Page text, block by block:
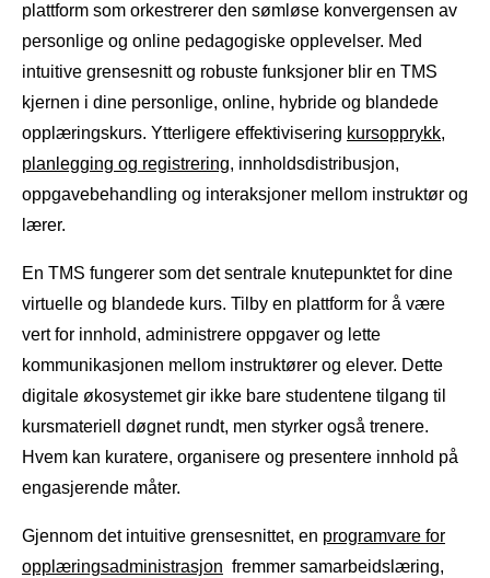
plattform som orkestrerer den sømløse konvergensen av
personlige og online pedagogiske opplevelser. Med
intuitive grensesnitt og robuste funksjoner blir en TMS
kjernen i dine personlige, online, hybride og blandede
opplæringskurs. Ytterligere effektivisering kursopprykk,
planlegging og registrering, innholdsdistribusjon,
oppgavebehandling og interaksjoner mellom instruktør og
lærer.
En TMS fungerer som det sentrale knutepunktet for dine
virtuelle og blandede kurs. Tilby en plattform for å være
vert for innhold, administrere oppgaver og lette
kommunikasjonen mellom instruktører og elever. Dette
digitale økosystemet gir ikke bare studentene tilgang til
kursmateriell døgnet rundt, men styrker også trenere.
Hvem kan kuratere, organisere og presentere innhold på
engasjerende måter.
Gjennom det intuitive grensesnittet, en programvare for
opplæringsadministrasjon fremmer samarbeidslæring,